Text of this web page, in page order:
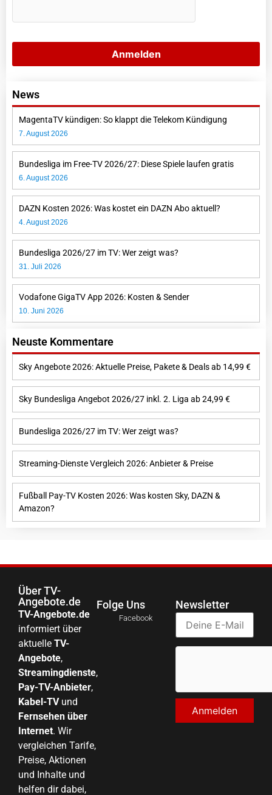
News
MagentaTV kündigen: So klappt die Telekom Kündigung
7. August 2026
Bundesliga im Free-TV 2026/27: Diese Spiele laufen gratis
6. August 2026
DAZN Kosten 2026: Was kostet ein DAZN Abo aktuell?
4. August 2026
Bundesliga 2026/27 im TV: Wer zeigt was?
31. Juli 2026
Vodafone GigaTV App 2026: Kosten & Sender
10. Juni 2026
Neuste Kommentare
Sky Angebote 2026: Aktuelle Preise, Pakete & Deals ab 14,99 €
Sky Bundesliga Angebot 2026/27 inkl. 2. Liga ab 24,99 €
Bundesliga 2026/27 im TV: Wer zeigt was?
Streaming-Dienste Vergleich 2026: Anbieter & Preise
Fußball Pay-TV Kosten 2026: Was kosten Sky, DAZN &
Amazon?
Über TV-
Angebote.de
TV-Angebote.de
informiert über
aktuelle TV-
Angebote,
Streamingdienste,
Pay-TV-Anbieter,
Kabel-TVund
Fernsehen über
Internet. Wir
vergleichen Tarife,
Preise, Aktionen
und Inhalte und
helfen dir dabei,
Folge Uns
Facebook
Newsletter